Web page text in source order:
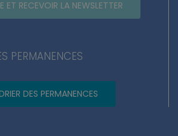
ET RECEVOIR LA NEWSLETTER
PERMANENCES
DES PERMANENCES